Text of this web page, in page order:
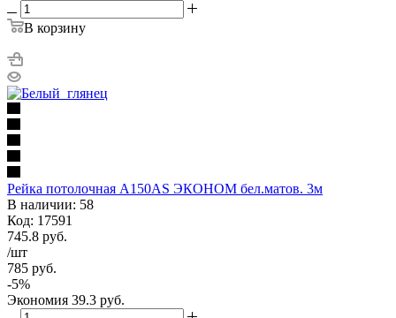
В корзину
Рейка потолочная А150AS ЭКОНОМ бел.матов. 3м
В наличии: 58
Код: 17591
745.8 руб.
/шт
785 руб.
-5%
Экономия 39.3 руб.